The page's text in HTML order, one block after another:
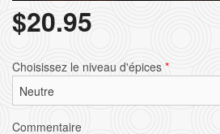
$20.95
Choisissez le niveau d'épices *
Commentaire